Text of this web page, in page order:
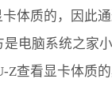
体质的，因此
电脑系统之家
Z查看显卡体质